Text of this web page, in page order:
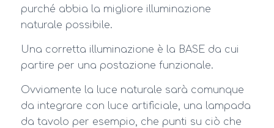
purché abbia la migliore illuminazione
naturale possibile.
Una corretta illuminazione è la BASE da cui
partire per una postazione funzionale.
Ovviamente la luce naturale sarà comunque
da integrare con luce artificiale, una lampada
da tavolo per esempio, che punti su ciò che